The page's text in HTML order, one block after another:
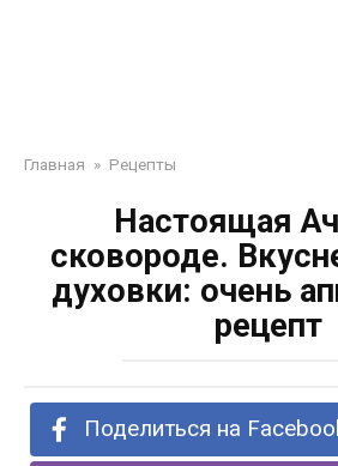
Главная » Рецепты
Настоящая
сковороде.
духовки: очень
рецепт
Поделиться на